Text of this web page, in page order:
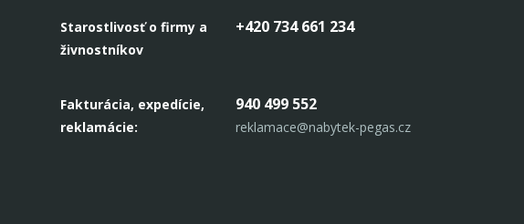
Starostlivosť o firmy a
živnostníkov
+420 734 661 234
Fakturácia, expedície,
reklamácie:
940 499 552
reklamace@nabytek-pegas.cz